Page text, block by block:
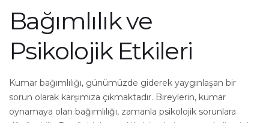
Bağımlılık ve
Psikolojik Etkileri
Kumar bağımlılığı, günümüzde giderek yaygınlaşan bir
sorun olarak karşımıza çıkmaktadır. Bireylerin, kumar
oynamaya olan bağımlılığı, zamanla psikolojik sorunlara